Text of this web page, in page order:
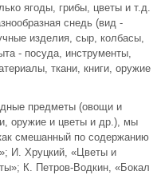
ягоды, грибы, цветы и т.д.
снедь (вид -
изделия, сыр, колбасы,
- посуда, инструменты,
ткани, книги, оружие
предметы (овощи и
оружие и цветы и др.), мы
смешанный по содержанию
И. Хруцкий, «Цветы и
К. Петров-Водкин, «Бокал